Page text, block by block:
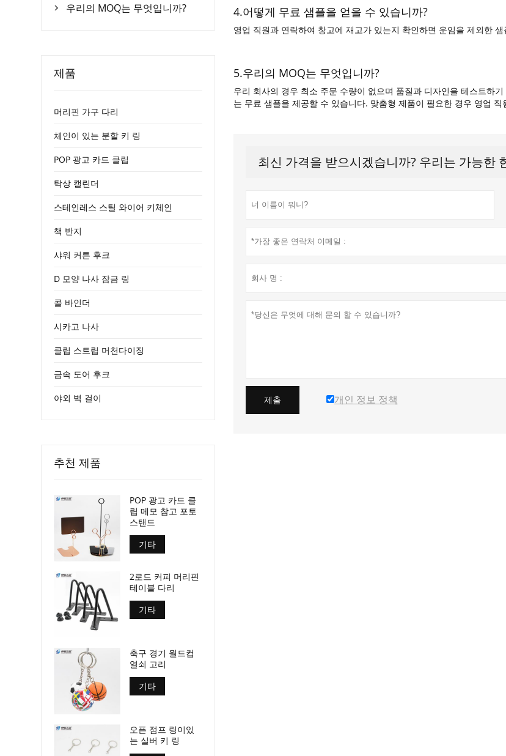
4.어떻게 무료 샘플을 얻을 수 있습니까?
영업 직원과 연락하여 창고에 재고가 있는지 확인하면 운임을 제외한
5.우리의 MOQ는 무엇입니까?
우리 회사의 경우 최소 주문 수량이 없으며 품질과 디자인을 테스트하
는 무료 샘플을 제공할 수 있습니다. 맞춤형 제품이 필요한 경우 영업
최신 가격을 받으시겠습니까? 우리는 가능한
제출 개인 정보 정책
 우리의 MOQ는 무엇입니까?
제품
머리핀 가구 다리
체인이 있는 분할 키 링
POP 광고 카드 클립
탁상 캘린더
스테인레스 스틸 와이어 키체인
책 반지
샤워 커튼 후크
D 모양 나사 잠금 링
콜 바인더
시카고 나사
클립 스트립 머천다이징
금속 도어 후크
야외 벽 걸이
추천 제품
POP 광고 카드 클
립 메모 참고 포토
스탠드
기타
2로드 커피 머리핀
테이블 다리
기타
축구 경기 월드컵
열쇠 고리
기타
오픈 점프 링이있
는 실버 키 링